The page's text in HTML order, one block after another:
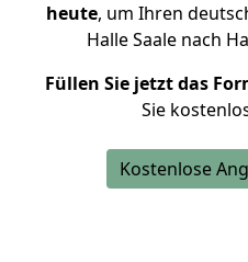
heute, um Ihren
Halle Saale nach
Füllen Sie jetzt das
Sie
Kostenlose